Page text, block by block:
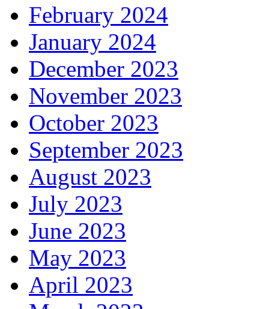
February 2024
January 2024
December 2023
November 2023
October 2023
September 2023
August 2023
July 2023
June 2023
May 2023
April 2023